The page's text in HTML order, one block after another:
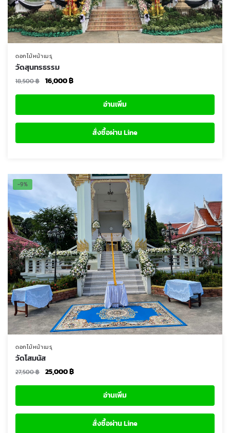
ดอกไม้หน้าเมรุ
วัดสุนทรธรรม
18,500฿
Original
18,500 ฿.
16,000฿Current
16,000 ฿.
อ่านเพิ่ม
สั่งซื้อผ่าน Line
-9%
ดอกไม้หน้าเมรุ
วัดโสมนัส
27,500฿
Original
27,500 ฿.
25,000฿Current
25,000 ฿.
อ่านเพิ่ม
สั่งซื้อผ่าน Line